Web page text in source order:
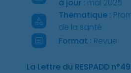
à jour : mai 2025
Thématique :
de la santé
Format : Revue
La Lettre du RESPADD